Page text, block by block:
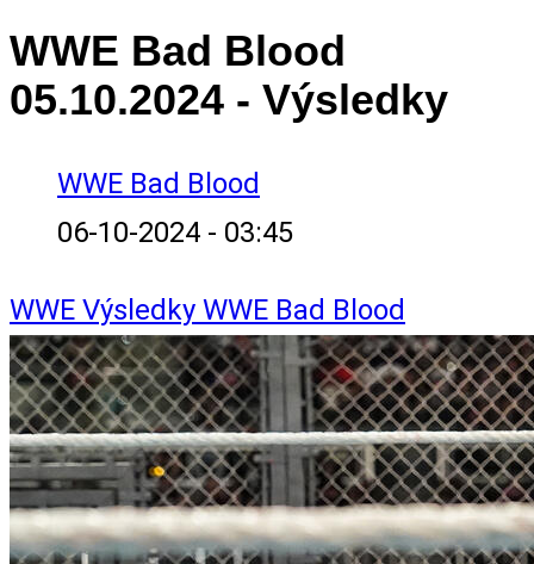
WWE Bad Blood
05.10.2024 - Výsledky
WWE Bad Blood
06-10-2024 - 03:45
WWE Výsledky WWE Bad Blood